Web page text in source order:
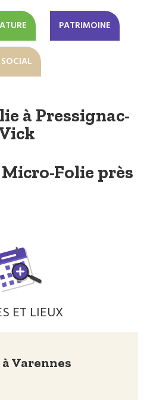
PATRIMOINE
SOCIAL
à Pressignac-
Folie près
ET LIEUX
Varennes